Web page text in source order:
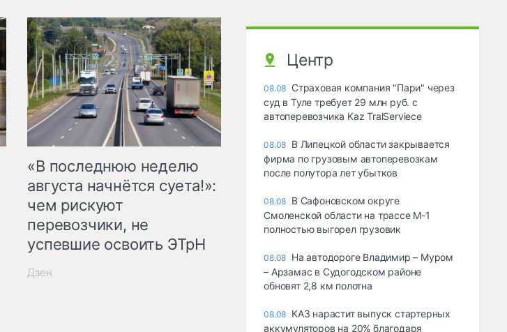
«В последнюю неделю
августа начнётся суета!»:
чем рискуют
перевозчики, не
успевшие освоить ЭТрН
Дзен
Центр
08.08 Страховая компания "Пари" через
суд в Туле требует 29 млн руб. с
автоперевозчика Kaz TralServiece
08.08 В Липецкой области закрывается
фирма по грузовым автоперевозкам
после полутора лет убытков
08.08 В Сафоновском округе
Смоленской области на трассе М-1
полностью выгорел грузовик
08.08 На автодороге Владимир – Муром
– Арзамас в Судогодском районе
обновят 2,8 км полотна
08.08 КАЗ нарастит выпуск стартерных
аккумуляторов на 20% благодаря